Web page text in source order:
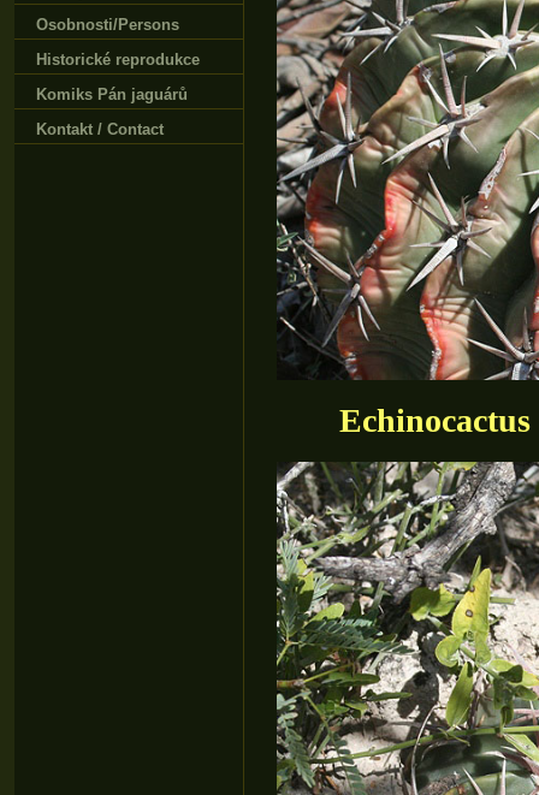
Echinocactus
Osobnosti/Persons
Historické reprodukce
Komiks Pán jaguárů
Kontakt / Contact